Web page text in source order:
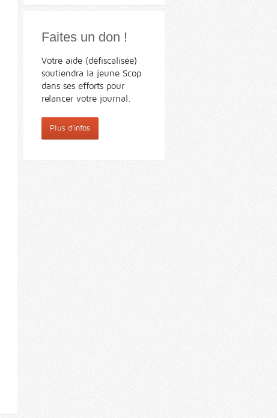
Faites un don !
Votre aide (défiscalisée)
soutiendra la jeune Scop
dans ses efforts pour
relancer votre journal.
Plus d'infos